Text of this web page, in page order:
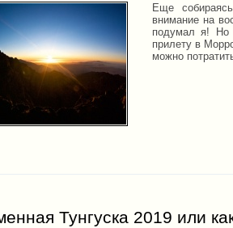
Еще
внимание на
подумал я! Но
прилету в
можно
Тунгуска 2019 или